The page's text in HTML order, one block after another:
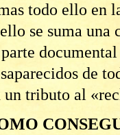
todo ello en
se suma una
de
un tributo al